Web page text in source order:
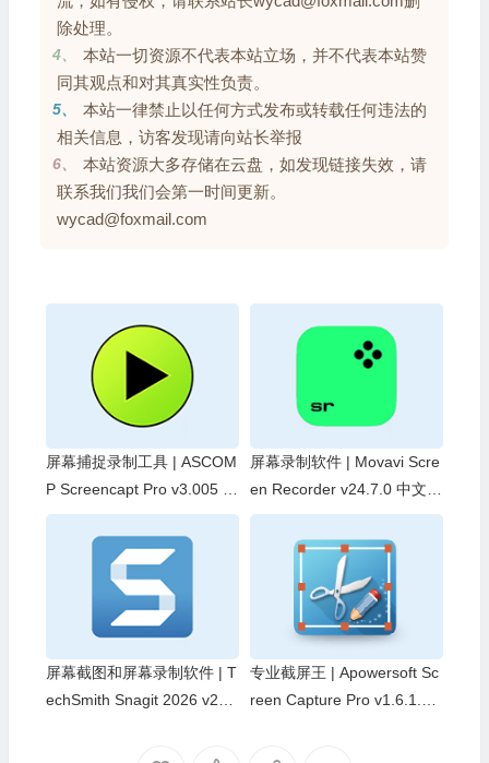
除处理。
4、
本站一切资源不代表本站立场，并不代表本站赞
同其观点和对其真实性负责。
5、
本站一律禁止以任何方式发布或转载任何违法的
相关信息，访客发现请向站长举报
6、
本站资源大多存储在云盘，如发现链接失效，请
联系我们我们会第一时间更新。
wycad@foxmail.com
屏幕捕捉录制工具 | ASCOM
P Screencapt Pro v3.005 绿
色版
屏幕录制软件 | Movavi Scre
en Recorder v24.7.0 中文绿
色便携版
屏幕截图和屏幕录制软件 | T
echSmith Snagit 2026 v26.
专业截屏王 | Apowersoft Sc
reen Capture Pro v1.6.1.0